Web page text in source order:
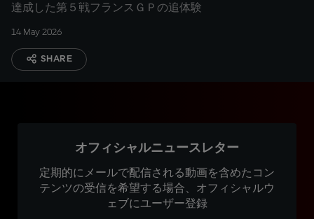
達成した第５戦フランスＧＰの追体験
14 May 2026
SHARE
オフィシャルニュースレター
定期的にメールで配信される動画を含めたコン
テンツの受信を希望する場合、オフィシャルウ
ェブにユーザー登録